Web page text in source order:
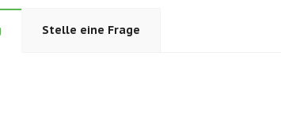
Stelle eine Frage